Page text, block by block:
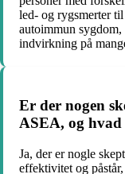
led- og rygsmerter
autoimmun
indvirkning på
Er der nogen
ASEA, og hvad
Ja, der er nogle
effektivitet og